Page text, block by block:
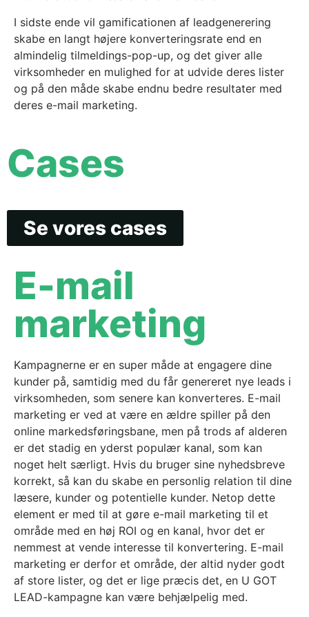
I sidste ende vil gamificationen af leadgenerering
skabe en langt højere konverteringsrate end en
almindelig tilmeldings-pop-up, og det giver alle
virksomheder en mulighed for at udvide deres lister
og på den måde skabe endnu bedre resultater med
deres e-mail marketing.
Cases
Se vores cases
E-mail
marketing
Kampagnerne er en super måde at engagere dine
kunder på, samtidig med du får genereret nye leads i
virksomheden, som senere kan konverteres. E-mail
marketing er ved at være en ældre spiller på den
online markedsføringsbane, men på trods af alderen
er det stadig en yderst populær kanal, som kan
noget helt særligt. Hvis du bruger sine nyhedsbreve
korrekt, så kan du skabe en personlig relation til dine
læsere, kunder og potentielle kunder. Netop dette
element er med til at gøre e-mail marketing til et
område med en høj ROI og en kanal, hvor det er
nemmest at vende interesse til konvertering. E-mail
marketing er derfor et område, der altid nyder godt
af store lister, og det er lige præcis det, en U GOT
LEAD-kampagne kan være behjælpelig med.